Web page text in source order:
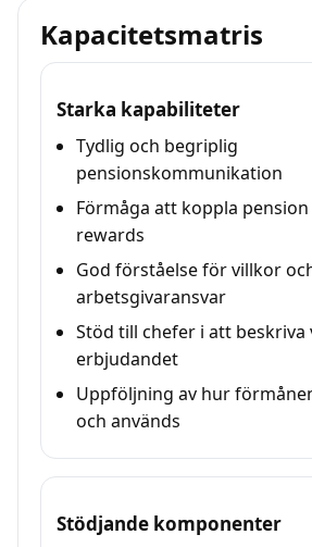
Kapacitetsmatris
Starka kapabiliteter
Tydlig och begriplig
pensionskommunikation
Förmåga att koppla
rewards
God förståelse för villkor
arbetsgivaransvar
Stöd till chefer i att beskriva
erbjudandet
Uppföljning av hur
och används
Stödjande komponenter